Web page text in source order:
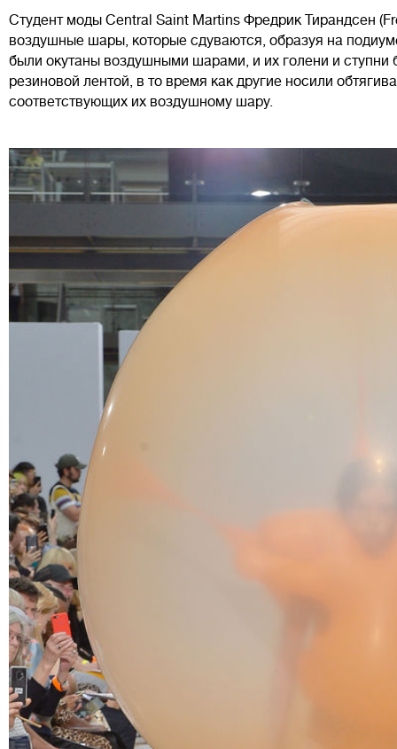
Студент моды Central Saint Martins Фредрик Тирандсен
воздушные шары, которые сдуваются, образуя на
были окутаны воздушными шарами, и их голени и
резиновой лентой, в то время как другие носили
соответствующих их воздушному шару.